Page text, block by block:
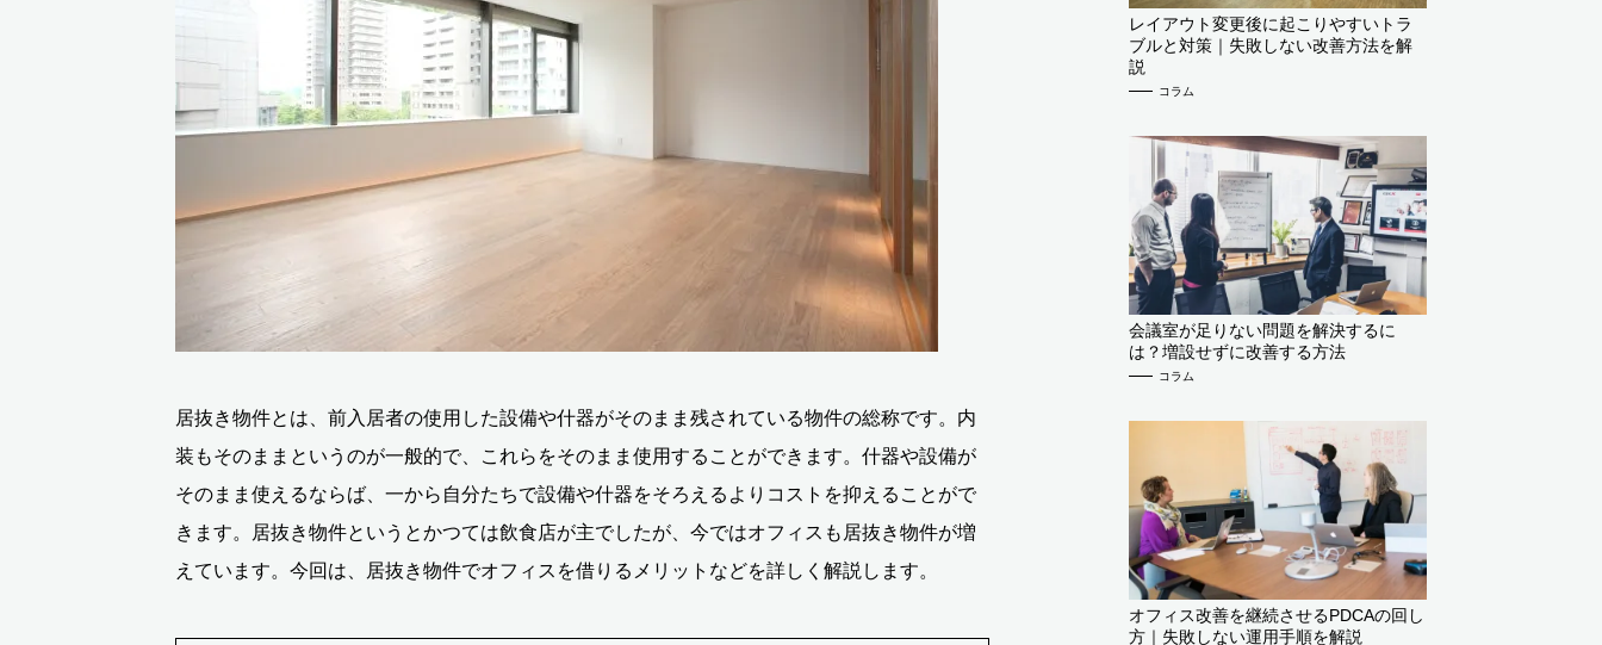
レイアウト変更後に起こりやすいトラ
ブルと対策｜失敗しない改善方法を解
説
コラム
会議室が足りない問題を解決するに
は？増設せずに改善する方法
コラム
オフィス改善を継続させるPDCAの回し
方｜失敗しない運用手順を解説
居抜き物件とは、前入居者の使用した設備や什器がそのまま残されている物件の総称です。内
装もそのままというのが一般的で、これらをそのまま使用することができます。什器や設備が
そのまま使えるならば、一から自分たちで設備や什器をそろえるよりコストを抑えることがで
きます。居抜き物件というとかつては飲食店が主でしたが、今ではオフィスも居抜き物件が増
えています。今回は、居抜き物件でオフィスを借りるメリットなどを詳しく解説します。